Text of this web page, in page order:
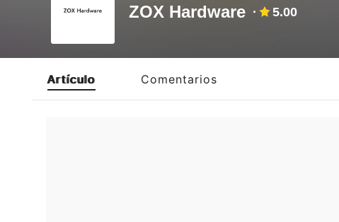
ZOX Hardware 5.00
Artículo Comentarios